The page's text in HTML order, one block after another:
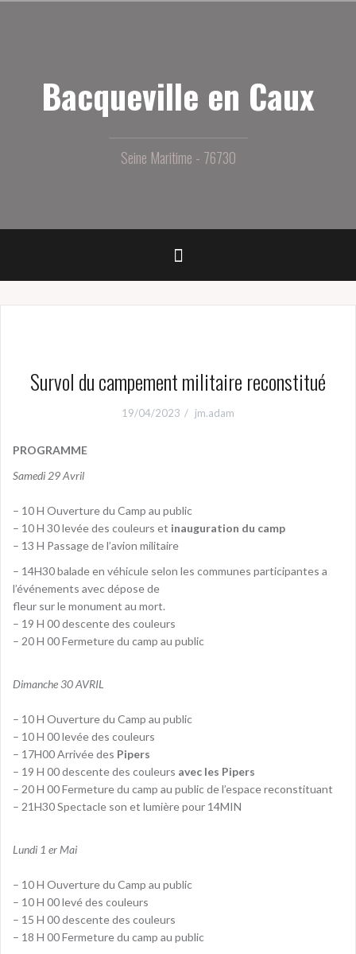
Bacqueville en Caux
Seine Maritime - 76730
Survol du campement militaire reconstitué
19/04/2023 jm.adam
PROGRAMME
Samedi 29 Avril
– 10 H Ouverture du Camp au public
– 10 H 30 levée des couleurs et inauguration du camp
– 13 H Passage de l’avion militaire
– 14H30 balade en véhicule selon les communes participantes a
l’événements avec dépose de
fleur sur le monument au mort.
– 19 H 00 descente des couleurs
– 20 H 00 Fermeture du camp au public
Dimanche 30 AVRIL
– 10 H Ouverture du Camp au public
– 10 H 00 levée des couleurs
– 17H00 Arrivée des Pipers
– 19 H 00 descente des couleurs avec les Pipers
– 20 H 00 Fermeture du camp au public de l’espace reconstituant
– 21H30 Spectacle son et lumière pour 14MIN
Lundi 1 er Mai
– 10 H Ouverture du Camp au public
– 10 H 00 levé des couleurs
– 15 H 00 descente des couleurs
– 18 H 00 Fermeture du camp au public